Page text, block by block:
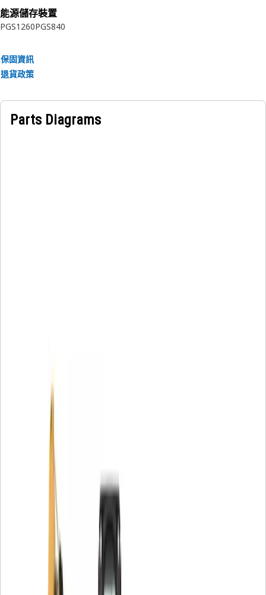
能源儲存裝置
PGS1260PGS840
保固資訊
退貨政策
Parts Diagrams